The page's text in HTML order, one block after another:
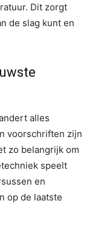
Dit zorgt
de slag kunt en
alles
voorschriften zijn
zo belangrijk om
speelt
en
op de laatste